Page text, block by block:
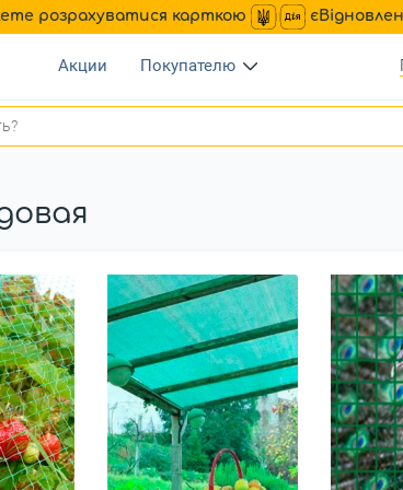
розрахуватися карткою
Акции Покупателю